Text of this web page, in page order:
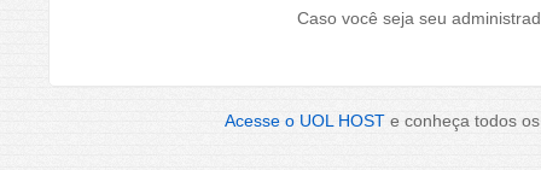
Caso você seja seu
Acesse o UOL HOST e conheça todos